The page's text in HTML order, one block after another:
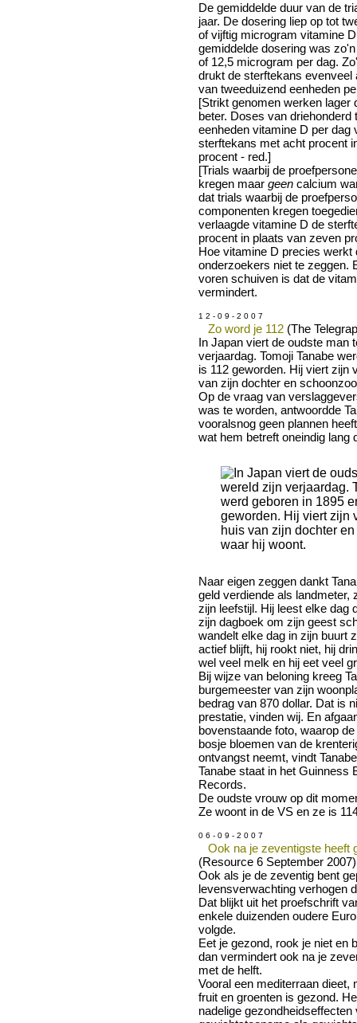
De gemiddelde duur van de
jaar. De dosering liep op tot
of vijftig microgram vitamine
gemiddelde dosering was
of 12,5 microgram per dag.
drukt de sterftekans evenveel
van tweeduizend eenheden
[Strikt genomen werken lager
beter. Doses van driehonderd
eenheden vitamine D per dag
sterftekans met acht procent
procent - red.]
[Trials waarbij de
kregen maar geen calcium
dat trials waarbij de
componenten kregen
verlaagde vitamine D de
procent in plaats van zeven
Hoe vitamine D precies werkt
onderzoekers niet te zeggen.
voren schuiven is dat de
vermindert.
1 2 - 0 9 - 2 0 0 7
Zo word je 112 (The
In Japan viert de oudste man
verjaardag. Tomoji Tanabe
is 112 geworden. Hij viert zijn
van zijn dochter en
Op de vraag van
was te worden, antwoordde
vooralsnog geen plannen
wat hem betreft oneindig lang
Naar eigen zeggen dankt
geld verdiende als landmeter,
zijn leefstijl. Hij leest elke dag
zijn dagboek om zijn geest
wandelt elke dag in zijn buurt
actief blijft, hij rookt niet, hij
wel veel melk en hij eet veel
Bij wijze van beloning kreeg
burgemeester van zijn
bedrag van 870 dollar. Dat is
prestatie, vinden wij. En
bovenstaande foto, waarop
bosje bloemen van de
ontvangst neemt, vindt
Tanabe staat in het Guinness
Records.
De oudste vrouw op dit
Ze woont in de VS en ze is
0 6 - 0 9 - 2 0 0 7
Ook na je zeventigste heeft
(Resource 6 September
Ook als je de zeventig bent
levensverwachting verhogen
Dat blijkt uit het proefschrift
enkele duizenden oudere
volgde.
Eet je gezond, rook je niet en
dan vermindert ook na je
met de helft.
Vooral een mediterraan dieet,
fruit en groenten is gezond.
nadelige gezondheidseffecten